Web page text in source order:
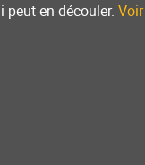
en découler.